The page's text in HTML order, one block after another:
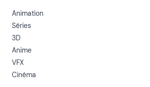
Animation
Séries
3D
Anime
VFX
Cinéma